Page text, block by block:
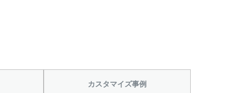
カスタマイズ事例